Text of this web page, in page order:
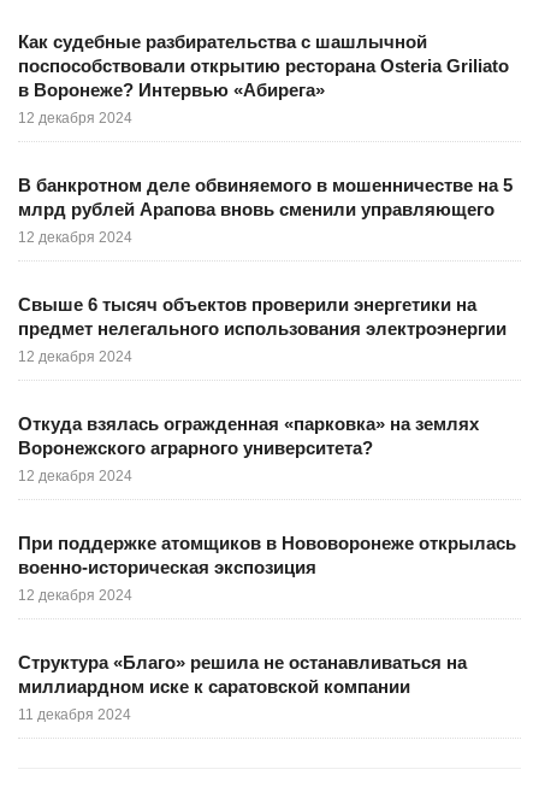
Как судебные разбирательства с шашлычной
поспособствовали открытию ресторана Osteria Griliato
в Воронеже? Интервью «Абирега»
12 декабря 2024
В банкротном деле обвиняемого в мошенничестве на 5
млрд рублей Арапова вновь сменили управляющего
12 декабря 2024
Свыше 6 тысяч объектов проверили энергетики на
предмет нелегального использования электроэнергии
12 декабря 2024
Откуда взялась огражденная «парковка» на землях
Воронежского аграрного университета?
12 декабря 2024
При поддержке атомщиков в Нововоронеже открылась
военно-историческая экспозиция
12 декабря 2024
Структура «Благо» решила не останавливаться на
миллиардном иске к саратовской компании
11 декабря 2024